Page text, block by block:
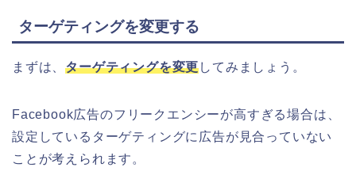
ターゲティングを変更する
まずは、ターゲティングを変更してみましょう。
Facebook広告のフリークエンシーが高すぎる場合は、
設定しているターゲティングに広告が見合っていない
ことが考えられます。